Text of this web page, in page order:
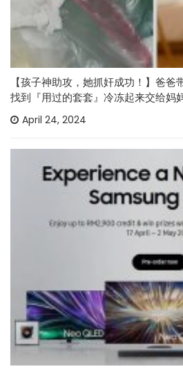
【孩子神助攻，她抓奸成功！】爸
找到『用过的套套』冷冻起来交给妈
April 24, 2024